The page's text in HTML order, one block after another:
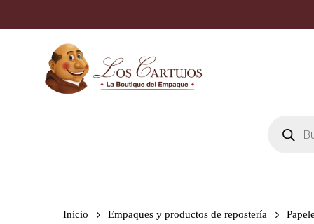
main
productos
Inicio Empaques y productos de repostería